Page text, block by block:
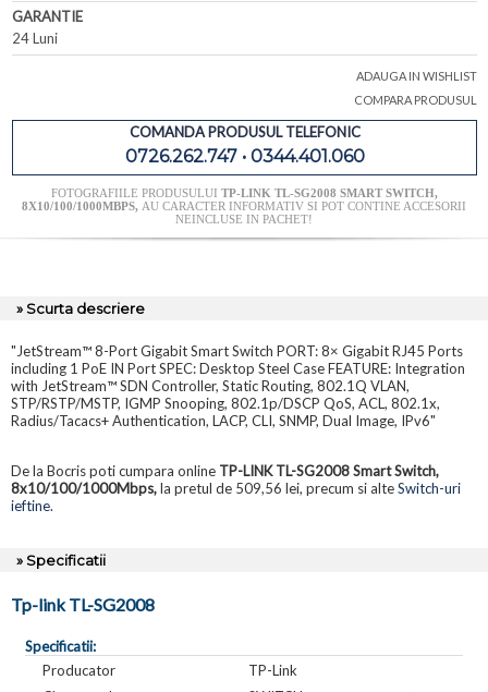
GARANTIE
24 Luni
ADAUGA IN WISHLIST
COMPARA PRODUSUL
COMANDA PRODUSUL TELEFONIC
0726.262.747 • 0344.401.060
FOTOGRAFIILE PRODUSULUI TP-LINK TL-SG2008 SMART SWITCH,
8X10/100/1000MBPS, AU CARACTER INFORMATIV SI POT CONTINE ACCESORII
NEINCLUSE IN PACHET!
» Scurta descriere
"JetStream™ 8-Port Gigabit Smart Switch PORT: 8× Gigabit RJ45 Ports
including 1 PoE IN Port SPEC: Desktop Steel Case FEATURE: Integration
with JetStream™ SDN Controller, Static Routing, 802.1Q VLAN,
STP/RSTP/MSTP, IGMP Snooping, 802.1p/DSCP QoS, ACL, 802.1x,
Radius/Tacacs+ Authentication, LACP, CLI, SNMP, Dual Image, IPv6"
De la Bocris poti cumpara online TP-LINK TL-SG2008 Smart Switch,
8x10/100/1000Mbps,la pretul de 509,56 lei, precum si alteSwitch-uri
ieftine.
» Specificatii
Tp-link TL-SG2008
Specificatii:
Producator
TP-Link